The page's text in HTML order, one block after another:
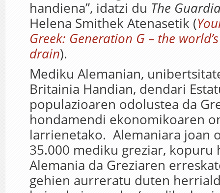
handiena”, idatzi du The
Helena Smithek Atenasetik (
Greek: Generation G – the
drain).
Mediku Alemanian,
Britainia Handian, dendari
populazioaren odolustea da
hondamendi ekonomikoaren
larrienetako. Alemaniara joan
35.000 mediku greziar, kopuru
Alemania da Greziaren
gehien aurreratu duten